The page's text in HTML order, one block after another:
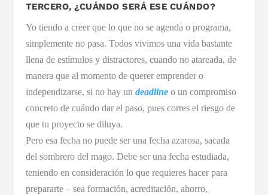
TERCERO, ¿CUÁNDO SERÁ ESE CUÁNDO?
Yo tiendo a creer que lo que no se agenda o programa,
simplemente no pasa. Todos vivimos una vida bastante
llena de estímulos y distractores, cuando no atareada, de
manera que al momento de querer emprender o
independizarse, si no hay un deadline o un compromiso
concreto de cuándo dar el paso, pues corres el riesgo de
que tu proyecto se diluya.
Pero esa fecha no puede ser una fecha azarosa, sacada
del sombrero del mago. Debe ser una fecha estudiada,
teniendo en consideración lo que requieres hacer para
prepararte – sea formación, acreditación, ahorro,